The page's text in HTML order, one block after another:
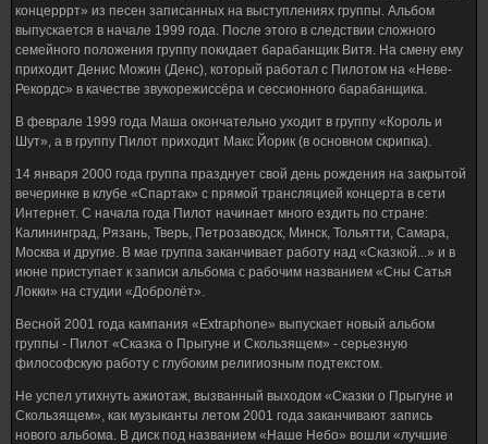
концерррт» из песен записанных на выступлениях группы. Альбом
выпускается в начале 1999 года. После этого в следствии сложного
семейного положения группу покидает барабанщик Витя. На смену ему
приходит Денис Можин (Денс), который работал с Пилотом на «Неве-
Рекордс» в качестве звукорежиссёра и сессионного барабанщика.
В феврале 1999 года Маша окончательно уходит в группу «Король и
Шут», а в группу Пилот приходит Макс Йорик (в основном скрипка).
14 января 2000 года группа празднует свой день рождения на закрытой
вечеринке в клубе «Спартак» с прямой трансляцией концерта в сети
Интернет. С начала года Пилот начинает много ездить по стране:
Калининград, Рязань, Тверь, Петрозаводск, Минск, Тольятти, Самара,
Москва и другие. В мае группа заканчивает работу над «Сказкой...» и в
июне приступает к записи альбома с рабочим названием «Сны Сатья
Локки» на студии «Добролёт».
Весной 2001 года кампания «Extraphone» выпускает новый альбом
группы - Пилот «Сказка о Прыгуне и Скользящем» - серьезную
философскую работу с глубоким религиозным подтекстом.
Не успел утихнуть ажиотаж, вызванный выходом «Сказки о Прыгуне и
Скользящем», как музыканты летом 2001 года заканчивают запись
нового альбома. В диск под названием «Наше Небо» вошли «лучшие